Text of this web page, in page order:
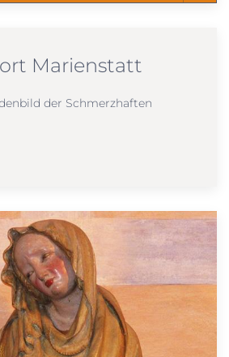
Marienstatt
der Schmerzhaften